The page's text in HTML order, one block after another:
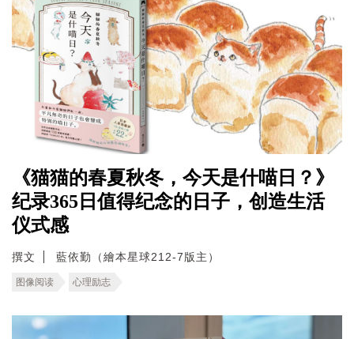
《猫猫的春夏秋冬，今天是什喵日？》
纪录365日值得纪念的日子，创造生活
仪式感
撰文 藍依勤（繪本星球212-7版主）
图像阅读 心理励志